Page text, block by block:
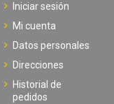
Iniciar sesión
Mi cuenta
Datos personales
Direcciones
Historial de
pedidos